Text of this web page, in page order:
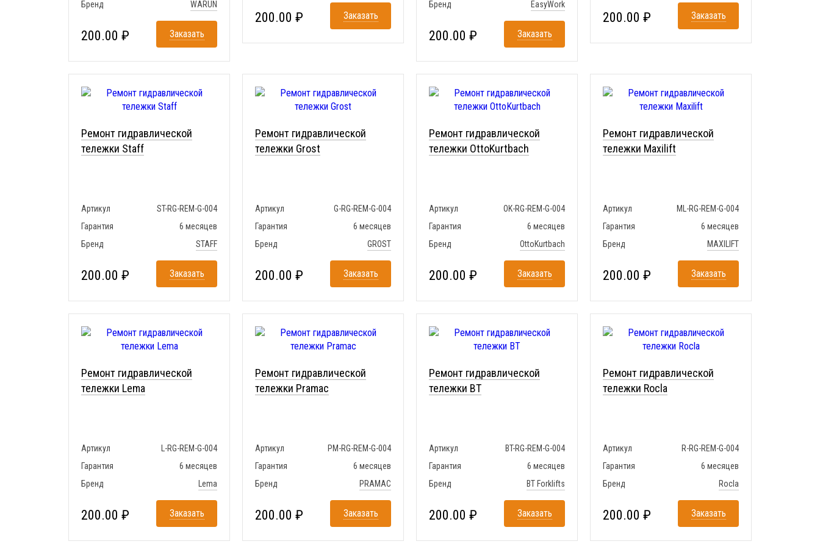
Бренд
WARUN
200.00 ₽ Заказать
200.00 ₽ Заказать
Бренд
EasyWork
200.00 ₽ Заказать
200.00 ₽ Заказать
Ремонт гидравлической
тележки Staff
Артикул
ST-RG-REM-G-004
Гарантия
6 месяцев
Бренд
STAFF
200.00 ₽ Заказать
Ремонт гидравлической
тележки Grost
Артикул
G-RG-REM-G-004
Гарантия
6 месяцев
Бренд
GROST
200.00 ₽ Заказать
Ремонт гидравлической
тележки OttoKurtbach
Артикул
OK-RG-REM-G-004
Гарантия
6 месяцев
Бренд
OttoKurtbach
200.00 ₽ Заказать
Ремонт гидравлической
тележки Maxilift
Артикул
ML-RG-REM-G-004
Гарантия
6 месяцев
Бренд
MAXILIFT
200.00 ₽ Заказать
Ремонт гидравлической
тележки Lema
Артикул
L-RG-REM-G-004
Гарантия
6 месяцев
Бренд
Lema
200.00 ₽ Заказать
Ремонт гидравлической
тележки Pramac
Артикул
PM-RG-REM-G-004
Гарантия
6 месяцев
Бренд
PRAMAC
200.00 ₽ Заказать
Ремонт гидравлической
тележки BT
Артикул
BT-RG-REM-G-004
Гарантия
6 месяцев
Бренд
BT Forklifts
200.00 ₽ Заказать
Ремонт гидравлической
тележки Rocla
Артикул
R-RG-REM-G-004
Гарантия
6 месяцев
Бренд
Rocla
200.00 ₽ Заказать